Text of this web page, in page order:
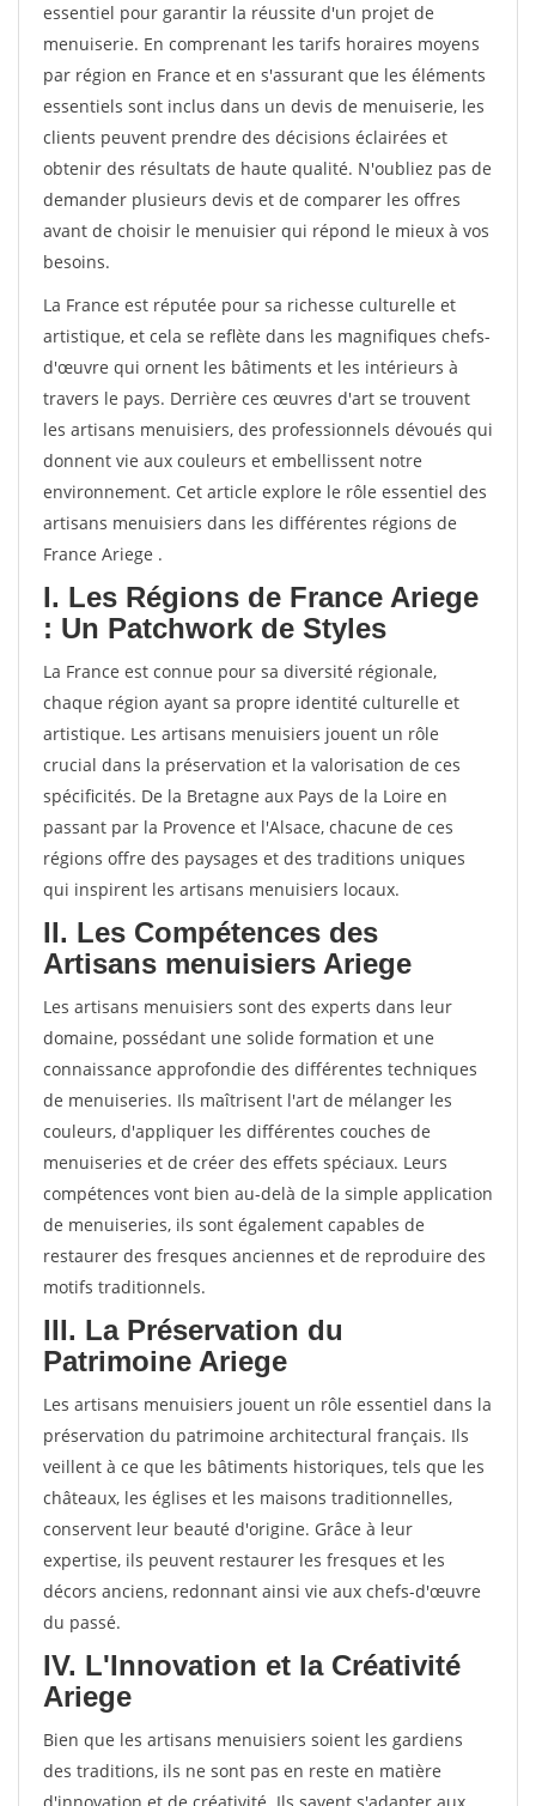
essentiel pour garantir la réussite d'un projet de
menuiserie. En comprenant les tarifs horaires moyens
par région en France et en s'assurant que les éléments
essentiels sont inclus dans un devis de menuiserie, les
clients peuvent prendre des décisions éclairées et
obtenir des résultats de haute qualité. N'oubliez pas de
demander plusieurs devis et de comparer les offres
avant de choisir le menuisier qui répond le mieux à vos
besoins.
La France est réputée pour sa richesse culturelle et
artistique, et cela se reflète dans les magnifiques chefs-
d'œuvre qui ornent les bâtiments et les intérieurs à
travers le pays. Derrière ces œuvres d'art se trouvent
les artisans menuisiers, des professionnels dévoués qui
donnent vie aux couleurs et embellissent notre
environnement. Cet article explore le rôle essentiel des
artisans menuisiers dans les différentes régions de
France Ariege .
I. Les Régions de France Ariege
: Un Patchwork de Styles
La France est connue pour sa diversité régionale,
chaque région ayant sa propre identité culturelle et
artistique. Les artisans menuisiers jouent un rôle
crucial dans la préservation et la valorisation de ces
spécificités. De la Bretagne aux Pays de la Loire en
passant par la Provence et l'Alsace, chacune de ces
régions offre des paysages et des traditions uniques
qui inspirent les artisans menuisiers locaux.
II. Les Compétences des
Artisans menuisiers Ariege
Les artisans menuisiers sont des experts dans leur
domaine, possédant une solide formation et une
connaissance approfondie des différentes techniques
de menuiseries. Ils maîtrisent l'art de mélanger les
couleurs, d'appliquer les différentes couches de
menuiseries et de créer des effets spéciaux. Leurs
compétences vont bien au-delà de la simple application
de menuiseries, ils sont également capables de
restaurer des fresques anciennes et de reproduire des
motifs traditionnels.
III. La Préservation du
Patrimoine Ariege
Les artisans menuisiers jouent un rôle essentiel dans la
préservation du patrimoine architectural français. Ils
veillent à ce que les bâtiments historiques, tels que les
châteaux, les églises et les maisons traditionnelles,
conservent leur beauté d'origine. Grâce à leur
expertise, ils peuvent restaurer les fresques et les
décors anciens, redonnant ainsi vie aux chefs-d'œuvre
du passé.
IV. L'Innovation et la Créativité
Ariege
Bien que les artisans menuisiers soient les gardiens
des traditions, ils ne sont pas en reste en matière